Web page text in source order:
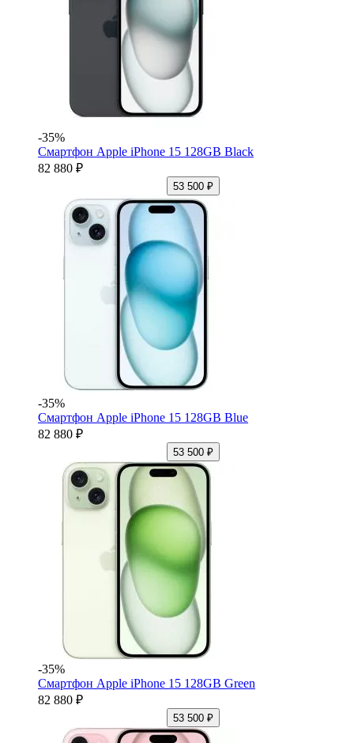
-35%
Смартфон Apple iPhone 15 128GB Black
82 880 ₽
53 500 ₽
-35%
Смартфон Apple iPhone 15 128GB Blue
82 880 ₽
53 500 ₽
-35%
Смартфон Apple iPhone 15 128GB Green
82 880 ₽
53 500 ₽